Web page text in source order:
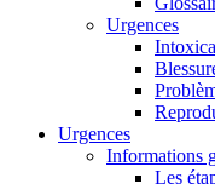
Urgences
Urgences
Informations
Les